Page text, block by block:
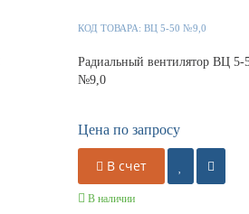
КОД ТОВАРА: ВЦ 5-50 №9,0
Радиальный вентилятор ВЦ 5-
№9,0
Цена по запросу
В счет
В наличии